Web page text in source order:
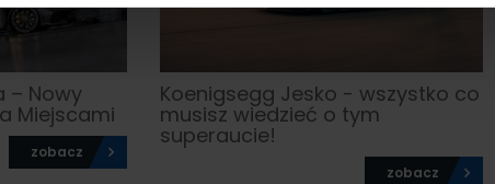
– Nowy
Miejscami
zobacz
Koenigsegg Jesko - wszystko co
musisz wiedzieć o tym
superaucie!
zobacz